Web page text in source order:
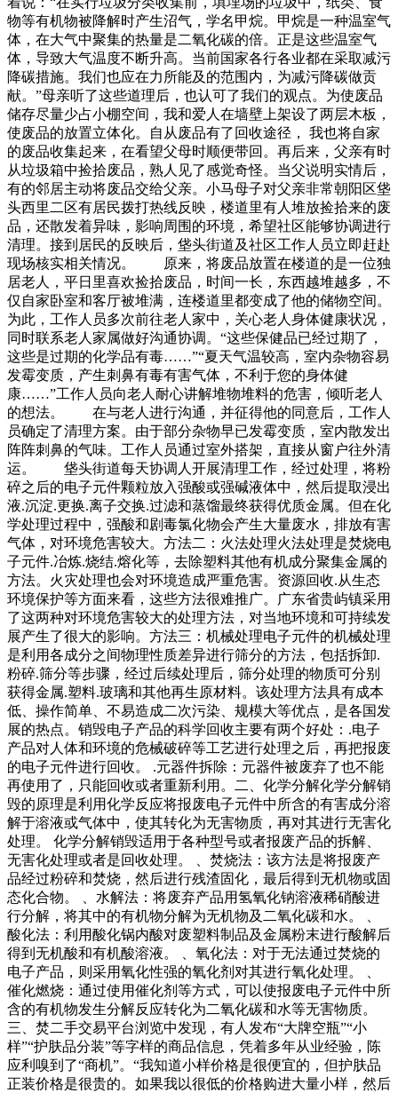
物等有机物被降解时产生沼气，学名甲烷。甲烷是一种温室气
体，在大气中聚集的热量是二氧化碳的倍。正是这些温室气
体，导致大气温度不断升高。当前国家各行各业都在采取减污
降碳措施。我们也应在力所能及的范围内，为减污降碳做贡
献。”母亲听了这些道理后，也认可了我们的观点。为使废品
储存尽量少占小棚空间，我和爱人在墙壁上架设了两层木板，
使废品的放置立体化。自从废品有了回收途径， 我也将自家
的废品收集起来，在看望父母时顺便带回。再后来，父亲有时
从垃圾箱中捡拾废品，熟人见了感觉奇怪。当父说明实情后，
有的邻居主动将废品交给父亲。小马母子对父亲非常朝阳区垡
头西里二区有居民拨打热线反映，楼道里有人堆放捡拾来的废
品，还散发着异味，影响周围的环境，希望社区能够协调进行
清理。接到居民的反映后，垡头街道及社区工作人员立即赶赴
现场核实相关情况。 原来，将废品放置在楼道的是一位独
居老人，平日里喜欢捡拾废品，时间一长，东西越堆越多，不
仅自家卧室和客厅被堆满，连楼道里都变成了他的储物空间。
为此，工作人员多次前往老人家中，关心老人身体健康状况，
同时联系老人家属做好沟通协调。“这些保健品已经过期了，
这些是过期的化学品有毒……”“夏天气温较高，室内杂物容易
发霉变质，产生刺鼻有毒有害气体，不利于您的身体健
康……”工作人员向老人耐心讲解堆物堆料的危害，倾听老人
的想法。 在与老人进行沟通，并征得他的同意后，工作人
员确定了清理方案。由于部分杂物早已发霉变质，室内散发出
阵阵刺鼻的气味。工作人员通过室外搭架，直接从窗户往外清
运。 垡头街道每天协调人开展清理工作，经过处理，将粉
碎之后的电子元件颗粒放入强酸或强碱液体中，然后提取浸出
液.沉淀.更换.离子交换.过滤和蒸馏最终获得优质金属。但在化
学处理过程中，强酸和剧毒氯化物会产生大量废水，排放有害
气体，对环境危害较大。方法二：火法处理火法处理是焚烧电
子元件.冶炼.烧结.熔化等，去除塑料其他有机成分聚集金属的
方法。火灾处理也会对环境造成严重危害。资源回收.从生态
环境保护等方面来看，这些方法很难推广。广东省贵屿镇采用
了这两种对环境危害较大的处理方法，对当地环境和可持续发
展产生了很大的影响。方法三：机械处理电子元件的机械处理
是利用各成分之间物理性质差异进行筛分的方法，包括拆卸.
粉碎.筛分等步骤，经过后续处理后，筛分处理的物质可分别
获得金属.塑料.玻璃和其他再生原材料。该处理方法具有成本
低、操作简单、不易造成二次污染、规模大等优点，是各国发
展的热点。销毁电子产品的科学回收主要有两个好处：.电子
产品对人体和环境的危械破碎等工艺进行处理之后，再把报废
的电子元件进行回收。 .元器件拆除：元器件被废弃了也不能
再使用了，只能回收或者重新利用。二、化学分解化学分解销
毁的原理是利用化学反应将报废电子元件中所含的有害成分溶
解于溶液或气体中，使其转化为无害物质，再对其进行无害化
处理。 化学分解销毁适用于各种型号或者报废产品的拆解、
无害化处理或者是回收处理。 、焚烧法：该方法是将报废产
品经过粉碎和焚烧，然后进行残渣固化，最后得到无机物或固
态化合物。 、水解法：将废弃产品用氢氧化钠溶液稀硝酸进
行分解，将其中的有机物分解为无机物及二氧化碳和水。 、
酸化法：利用酸化锅内酸对废塑料制品及金属粉末进行酸解后
得到无机酸和有机酸溶液。 、氧化法：对于无法通过焚烧的
电子产品，则采用氧化性强的氧化剂对其进行氧化处理。 、
催化燃烧：通过使用催化剂等方式，可以使报废电子元件中所
含的有机物发生分解反应转化为二氧化碳和水等无害物质。
三、焚二手交易平台浏览中发现，有人发布“大牌空瓶”“小
样”“护肤品分装”等字样的商品信息，凭着多年从业经验，陈
应利嗅到了“商机”。“我知道小样价格是很便宜的，但护肤品
正装价格是很贵的。如果我以很低的价格购进大量小样，然后